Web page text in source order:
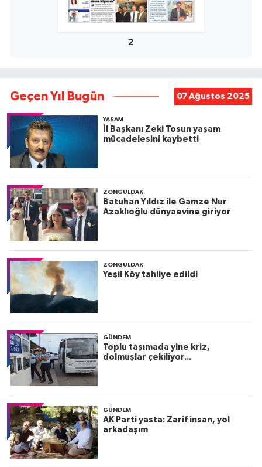
2
Geçen Yıl Bugün 07 Ağustos 2025
YAŞAM
İl Başkanı Zeki Tosun yaşam
mücadelesini kaybetti
ZONGULDAK
Batuhan Yıldız ile Gamze Nur
Azaklıoğlu dünyaevine giriyor
ZONGULDAK
Yeşil Köy tahliye edildi
GÜNDEM
Toplu taşımada yine kriz,
dolmuşlar çekiliyor...
GÜNDEM
AK Parti yasta: Zarif insan, yol
arkadaşım